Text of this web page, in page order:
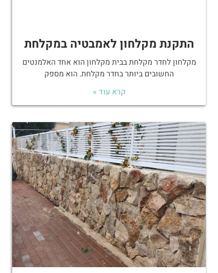
התקנת מקלחון לאמבטיה במקלחת
מקלחון לחדר מקלחת בבית מקלחון הוא אחד האלמנטים
החשובים ביותר בחדר מקלחת. הוא מספק
קרא עוד »